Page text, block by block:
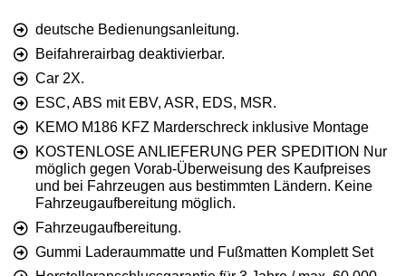
deutsche Bedienungsanleitung.
Beifahrerairbag deaktivierbar.
Car 2X.
ESC, ABS mit EBV, ASR, EDS, MSR.
KEMO M186 KFZ Marderschreck inklusive Montage
KOSTENLOSE ANLIEFERUNG PER SPEDITION Nur
möglich gegen Vorab-Überweisung des Kaufpreises
und bei Fahrzeugen aus bestimmten Ländern. Keine
Fahrzeugaufbereitung möglich.
Fahrzeugaufbereitung.
Gummi Laderaummatte und Fußmatten Komplett Set